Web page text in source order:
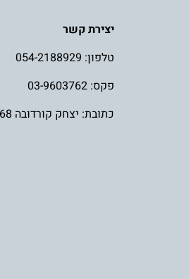
יצירת קשר
טלפון: 054-2188929
פקס: 03-9603762
כתובת: יצחק קורדובה 68, משמר השבעה